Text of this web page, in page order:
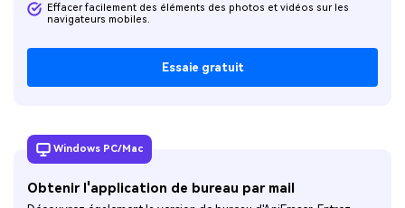
Effacer facilement des éléments des photos et vidéos sur les
navigateurs mobiles.
Essaie gratuit
Windows PC/Mac
Obtenir l'application de bureau par mail